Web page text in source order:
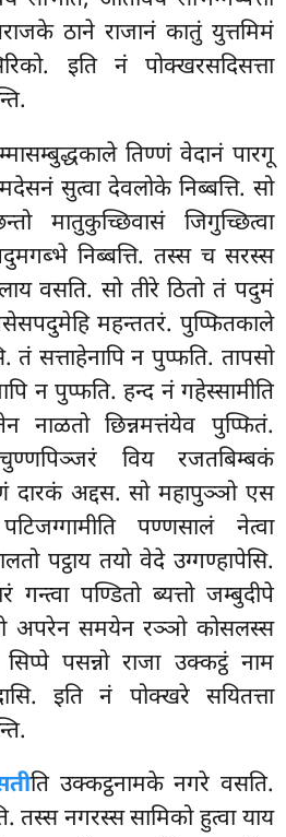
ठाने राजानं कातुं युत्तमिमं
इति नं पोक्खरसदिसत्ता
तिण्णं वेदानं पारगू
सुत्वा देवलोके निब्बत्ति. सो
मातुकुच्छिवासं जिगुच्छित्वा
निब्बत्ति. तस्स च सरस्स
वसति. सो तीरे ठितो तं पदुमं
महन्ततरं. पुप्फितकाले
तं सत्ताहेनापि न पुप्फति. तापसो
न पुप्फति. हन्द नं गहेस्सामीति
नाळतो छिन्नमत्तंयेव पुप्फितं.
विय रजतबिम्बकं
अद्दस. सो महापुञ्ञो एस
पण्णसालं नेत्वा
पट्ठाय तयो वेदे उग्गण्हापेसि.
गन्त्वा पण्डितो ब्यत्तो जम्बुदीपे
अपरेन समयेन रञ्ञो कोसलस्स
पसन्नो राजा उक्कट्ठं नाम
इति नं पोक्खरे सयितत्ता
ति उक्कट्ठनामके नगरे वसति.
तस्स नगरस्स सामिको हुत्वा याय